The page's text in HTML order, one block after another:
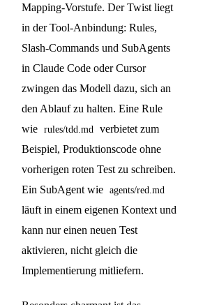
Mapping-Vorstufe. Der Twist liegt
in der Tool-Anbindung: Rules,
Slash-Commands und SubAgents
in Claude Code oder Cursor
zwingen das Modell dazu, sich an
den Ablauf zu halten. Eine Rule
wie rules/tdd.md
verbietet zum
Beispiel, Produktionscode ohne
vorherigen roten Test zu schreiben.
Ein SubAgent wie agents/red.md
läuft in einem eigenen Kontext und
kann nur einen neuen Test
aktivieren, nicht gleich die
Implementierung mitliefern.